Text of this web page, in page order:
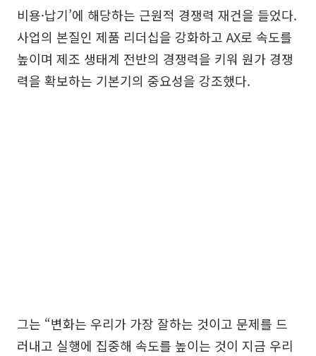
비용·납기’에 해당하는 근원적 경쟁력 재건을 들었다.
사업의 본질인 제품 리더십을 강화하고 AX로 속도를
높이며 제조 생태계 전반의 경쟁력을 키워 원가 경쟁
력을 확보하는 기본기의 중요성을 강조했다.
그는 “변화는 우리가 가장 잘하는 것이고 문제를 드
러내고 실행에 집중해 속도를 높이는 것이 지금 우리